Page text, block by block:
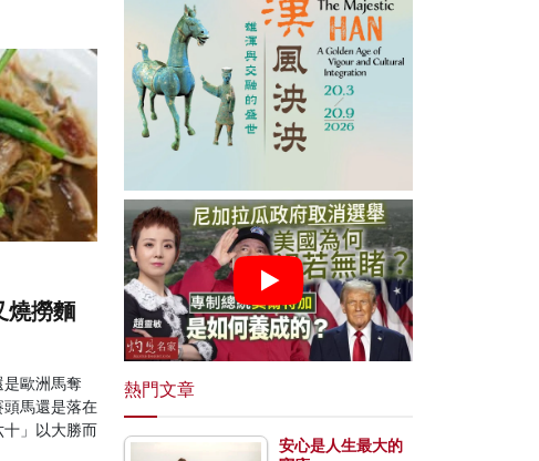
燒撈麵
歐洲馬奪
馬還是落在
」以大勝而
熱門文章
安心是人生最大的